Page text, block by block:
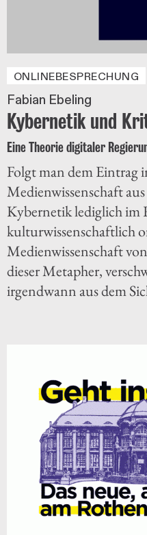
ONLINEBESPRECHUNG
Fabian Ebeling
Kybernetik und
Eine Theorie digitaler
Folgt man dem Eintrag
Medienwissenschaft
Kybernetik lediglich im
kulturwissenschaftlich
Medienwissenschaft
dieser Metapher,
irgendwann aus dem